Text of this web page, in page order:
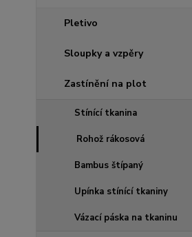
Pletivo
Sloupky a vzpěry
Zastínění na plot
Stínící tkanina
Rohož rákosová
Bambus štípaný
Upínka stínící tkaniny
Vázací páska na tkaninu